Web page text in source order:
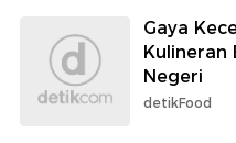
Gaya
Kulineran
Negeri
detikFood